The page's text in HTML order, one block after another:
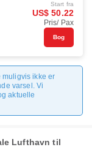
Start fra
US$ 50.22
Pris/ Pax
Bog
ikke er
varsel. Vi
aktuelle
Lufthavn til